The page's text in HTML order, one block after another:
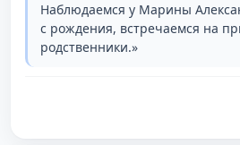
Наблюдаемся у Марины
с рождения, встречаемся на
родственники.»